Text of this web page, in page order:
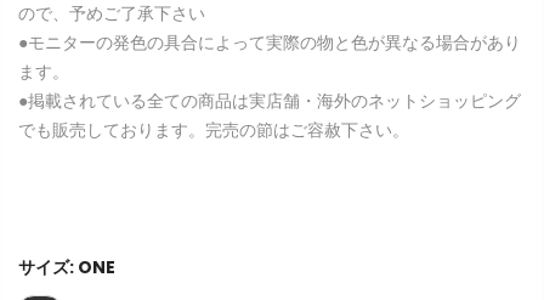
ので、予めご了承下さい
●モニターの発色の具合によって実際の物と色が異なる場合があり
ます。
●掲載されている全ての商品は実店舗・海外のネットショッピング
でも販売しております。完売の節はご容赦下さい。
サイズ: ONE